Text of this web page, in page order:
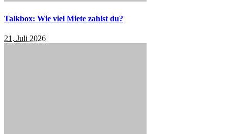
Talkbox: Wie viel Miete zahlst du?
21. Juli 2026